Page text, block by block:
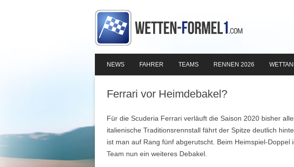
NEWS FAHRER TEAMS RENNEN 2026
Ferrari vor Heimdebakel?
Für die Scuderia Ferrari verläuft die Saison 2020 bisher
italienische Traditionsrennstall fährt der Spitze deutlich
ist man auf Rang fünf abgerutscht. Beim Heimspiel-
Team nun ein weiteres Debakel.